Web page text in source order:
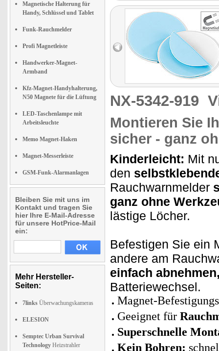
Magnetische Halterung für
Handy, Schlüssel und Tablet
Funk-Rauchmelder
Profi Magnetleiste
Handwerker-Magnet-
Armband
Kfz-Magnet-Handyhalterung,
N50 Magnete für die Lüftung
LED-Taschenlampe mit
Arbeitsleuchte
Memo Magnet-Haken
Magnet-Messerleiste
GSM-Funk-Alarmanlagen
Bleiben Sie mit uns im
Kontakt und tragen Sie
hier Ihre E-Mail-Adresse
für unsere HotPrice-Mail
ein:
Mehr Hersteller-
Seiten:
7links Überwachungskameras
ELESION
Semptec Urban Survival
Technology Heizstrahler
NX-5342-919
Montieren Sie
sicher - ganz
Kinderleicht: Mit
den
Rauchwarnmelder
ganz ohne
lästige Löcher.
Befestigen Sie ein
andere am
einfach
Batteriewechsel.
Magnet-
Geeignet für
Superschnelle
Kein Bohren: